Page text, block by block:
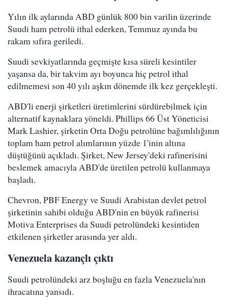
Yılın ilk aylarında ABD günlük 800 bin varilin üzerinde
Suudi ham petrolü ithal ederken, Temmuz ayında bu
rakam sıfıra geriledi.
Suudi sevkiyatlarında geçmişte kısa süreli kesintiler
yaşansa da, bir takvim ayı boyunca hiç petrol ithal
edilmemesi son 40 yılı aşkın dönemde ilk kez gerçekleşti.
ABD'li enerji şirketleri üretimlerini sürdürebilmek için
alternatif kaynaklara yöneldi. Phillips 66 Üst Yöneticisi
Mark Lashier, şirketin Orta Doğu petrolüne bağımlılığının
toplam ham petrol alımlarının yüzde 1'inin altına
düştüğünü açıkladı. Şirket, New Jersey'deki rafinerisini
beslemek amacıyla ABD'de üretilen petrolü kullanmaya
başladı.
Chevron, PBF Energy ve Suudi Arabistan devlet petrol
şirketinin sahibi olduğu ABD'nin en büyük rafinerisi
Motiva Enterprises da Suudi petrolündeki kesintiden
etkilenen şirketler arasında yer aldı.
Venezuela kazançlı çıktı
Suudi petrolündeki arz boşluğu en fazla Venezuela'nın
ihracatına yansıdı.